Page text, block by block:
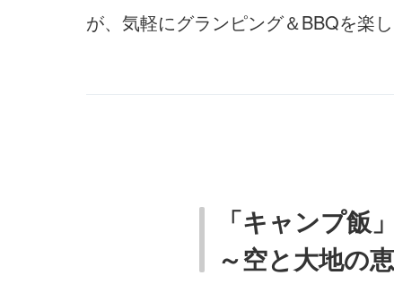
が、気軽にグランピング＆BBQを楽
「キャンプ
～空と大地の